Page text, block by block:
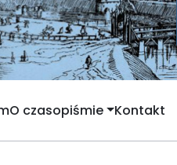
O czasopiśmie Kontakt